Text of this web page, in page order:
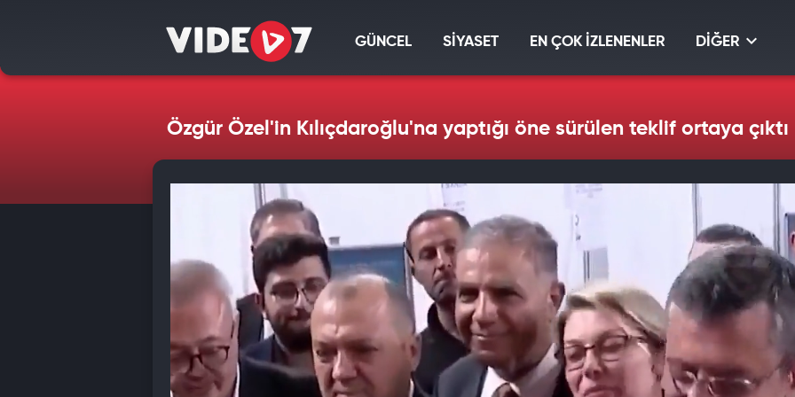
GÜNCEL SİYASET EN ÇOK İZLENENLER DİĞER
Özgür Özel'in Kılıçdaroğlu'na yaptığı öne sürülen teklif ortaya çıktı